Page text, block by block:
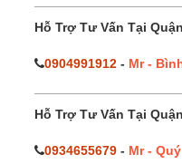
Hỗ Trợ Tư Vấn Tại
0904991912 - Mr -
Hỗ Trợ Tư Vấn Tại
0934655679 - Mr - Quý